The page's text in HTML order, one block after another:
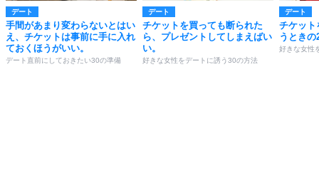
デート
手間があまり変わらないとはい
え、チケットは事前に手に入れ
ておくほうがいい。
デート直前にしておきたい30の準備
デート
チケットを買っても断られた
ら、プレゼントしてしまえばい
い。
好きな女性をデートに誘う30の方法
デート
チケット
うとき
好きな女性